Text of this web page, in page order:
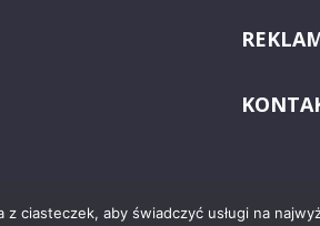
z ciasteczek, aby świadczyć usługi na